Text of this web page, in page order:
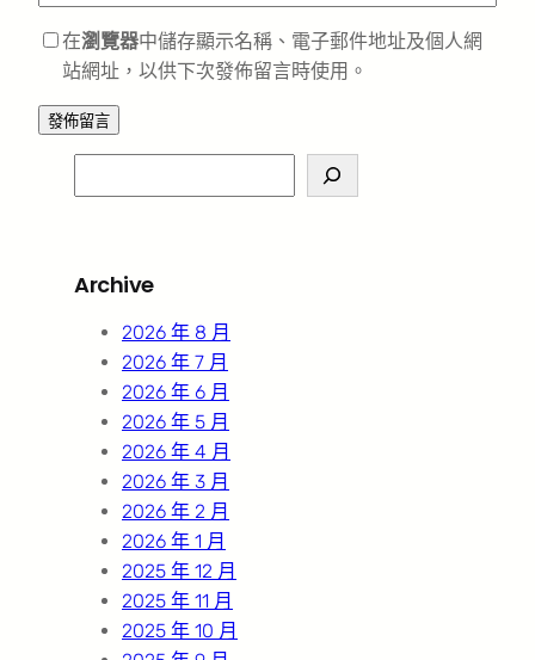
在瀏覽器中儲存顯示名稱、電子郵件地址及個人網
站網址，以供下次發佈留言時使用。
e
c
Archive
2026 年 8 月
2026 年 7 月
2026 年 6 月
2026 年 5 月
2026 年 4 月
2026 年 3 月
2026 年 2 月
2026 年 1 月
2025 年 12 月
2025 年 11 月
2025 年 10 月